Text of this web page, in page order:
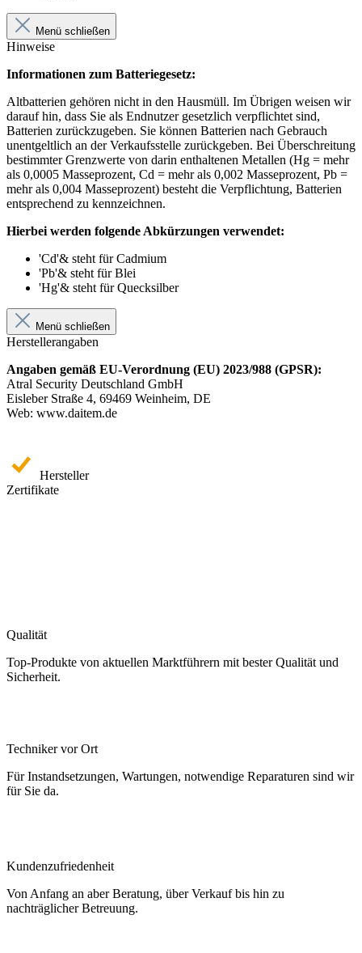
Menü schließen
Hinweise
Informationen zum Batteriegesetz:
Altbatterien gehören nicht in den Hausmüll. Im Übrigen weisen wir
darauf hin, dass Sie als Endnutzer gesetzlich verpflichtet sind,
Batterien zurückzugeben. Sie können Batterien nach Gebrauch
unentgeltlich an der Verkaufsstelle zurückgeben. Bei Überschreitung
bestimmter Grenzwerte von darin enthaltenen Metallen (Hg = mehr
als 0,0005 Masseprozent, Cd = mehr als 0,002 Masseprozent, Pb =
mehr als 0,004 Masseprozent) besteht die Verpflichtung, Batterien
entsprechend zu kennzeichnen.
Hierbei werden folgende Abkürzungen verwendet:
'Cd'& steht für Cadmium
'Pb'& steht für Blei
'Hg'& steht für Quecksilber
Menü schließen
Herstellerangaben
Angaben gemäß EU-Verordnung (EU) 2023/988 (GPSR):
Atral Security Deutschland GmbH
Eisleber Straße 4, 69469 Weinheim, DE
Web: www.daitem.de
Hersteller
Zertifikate
Qualität
Top-Produkte von aktuellen Marktführern mit bester Qualität und
Sicherheit.
Techniker vor Ort
Für Instandsetzungen, Wartungen, notwendige Reparaturen sind wir
für Sie da.
Kundenzufriedenheit
Von Anfang an aber Beratung, über Verkauf bis hin zu
nachträglicher Betreuung.